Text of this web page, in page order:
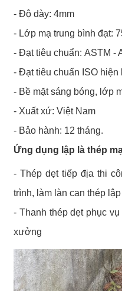
- Độ dày: 4mm
- Lớp mạ trung bình đạt:
- Đạt tiêu chuẩn: ASTM -
- Đạt tiêu chuẩn ISO hiện
- Bề mặt sáng bóng, lớp
- Xuất xứ: Việt Nam
- Bảo hành: 12 tháng.
Ứng dụng lập là thép
- Thép dẹt tiếp địa thi
trình, làm làn can thép
- Thanh thép dẹt phục
xưởng